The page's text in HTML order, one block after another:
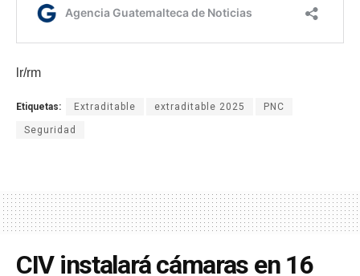
lr/rm
Etiquetas: Extraditable extraditable 2025 PNC
Seguridad
CIV instalará cámaras en 16